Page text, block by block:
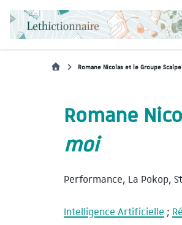
Romane Nicolas et le Groupe
Romane
moi
Performance, La Pokop,
Intelligence Artificielle ;